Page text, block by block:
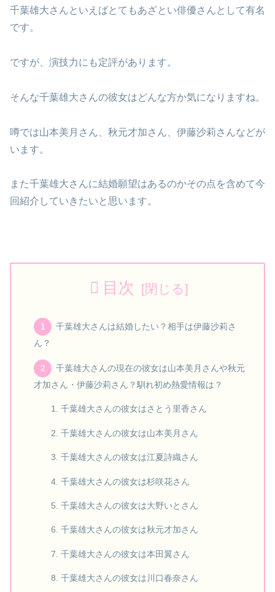
千葉雄大さんといえばとてもあざとい俳優さんとして有名
です。
ですが、演技力にも定評があります。
そんな千葉雄大さんの彼女はどんな方か気になりますね。
噂では山本美月さん、秋元才加さん、伊藤沙莉さんなどが
います。
また千葉雄大さんに結婚願望はあるのかその点を含めて今
回紹介していきたいと思います。
目次
千葉雄大さんは結婚したい？相手は伊藤沙莉さ
ん？
千葉雄大さんの現在の彼女は山本美月さんや秋元
才加さん・伊藤沙莉さん？馴れ初め熱愛情報は？
千葉雄大さんの彼女はさとう里香さん
千葉雄大さんの彼女は山本美月さん
千葉雄大さんの彼女は江夏詩織さん
千葉雄大さんの彼女は杉咲花さん
千葉雄大さんの彼女は大野いとさん
千葉雄大さんの彼女は秋元才加さん
千葉雄大さんの彼女は本田翼さん
千葉雄大さんの彼女は川口春奈さん